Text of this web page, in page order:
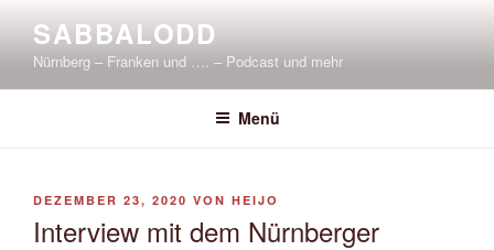
Inhalt
springen
SABBALODD
Nürnberg – Franken und …. – Podcast und mehr
Menü
VERÖFFENTLICHT
DEZEMBER 23, 2020 VON HEIJO
Interview mit dem Nürnberger